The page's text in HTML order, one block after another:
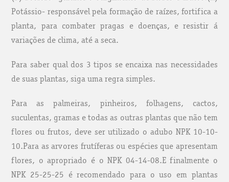
Potássio- responsável pela formação de raízes, fortifica a
planta, para combater pragas e doenças, e resistir á
variações de clima, até a seca.
Para saber qual dos 3 tipos se encaixa nas necessidades
de suas plantas, siga uma regra simples.
Para as palmeiras, pinheiros, folhagens, cactos,
suculentas, gramas e todas as outras plantas que não tem
flores ou frutos, deve ser utilizado o adubo NPK 10-10-
10.Para as arvores frutíferas ou espécies que apresentam
flores, o apropriado é o NPK 04-14-08.E finalmente o
NPK 25-25-25 é recomendado para o uso em plantas